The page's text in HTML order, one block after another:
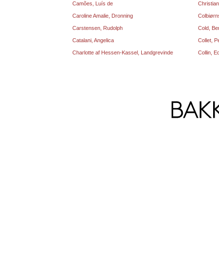
Camões, Luís de
Caroline Amalie, Dronning
Carstensen, Rudolph Cold,
Catalani, Angelica Collet,
Charlotte af Hessen-Kassel, Landgrevinde Collin,